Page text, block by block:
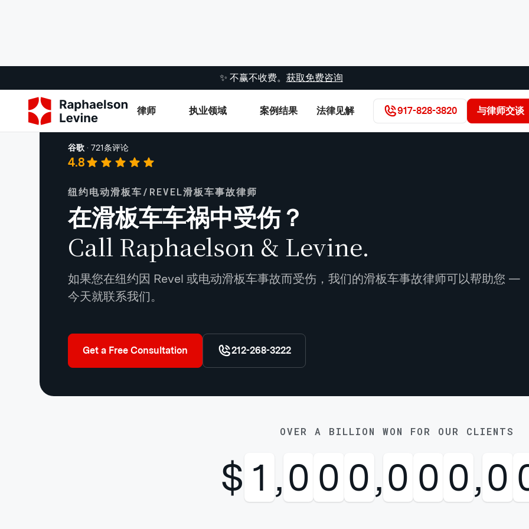
✨ 不赢不收费。 获取免费咨询
律师 执业领域 案例结果 法律见解 917-828-3820
与律师交谈
摩托车事故
谷歌 · 721条评论
4.8
纽约电动滑板车/REVEL滑板车事故律师
在滑板车车祸中受伤？
Call Raphaelson & Levine.
如果您在纽约因 Revel 或电动滑板车事故而受伤，我们的滑板车事故律师可以帮助您 —
今天就联系我们。
Get a Free Consultation 212-268-3222
OVER A BILLION WON FOR OUR CLIENTS
$ 1 ,0 0 0,0 0 0,0